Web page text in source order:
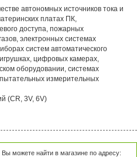
автономных источников тока и
платах ПК,
доступа, пожарных
электронных системах
систем автоматического
цифровых камерах,
оборудовании, системах
измерительных
(CR, 3V, 6V)
Вы можете найти в магазине по адресу: